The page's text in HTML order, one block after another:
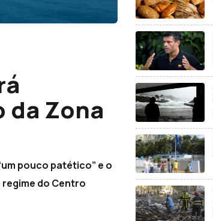
Zona
pouco patético” e o
regime do Centro